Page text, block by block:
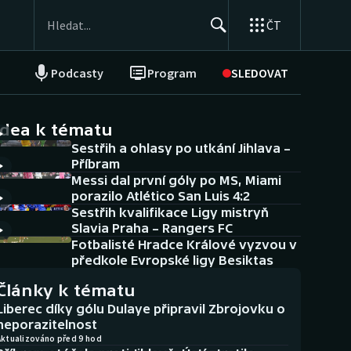
ČT
Podcasty Program SLEDOVAT
NEPŘEHLÉDNĚTE
Historické návraty
Aplikace ČT sport
AZ kvíz
k tématu
Sestřih a ohlasy po utkání Jihlava –
Příbram
Messi dal první góly po MS, Miami
porazilo Atlético San Luis 4:2
Sestřih kvalifikace Ligy mistryň
Slavia Praha – Rangers FC
Fotbalisté Hradce Králové vyzvou v
předkole Evropské ligy Besiktas
k tématu
díky gólu Dulaye připravil Zbrojovku o
před 9 hod